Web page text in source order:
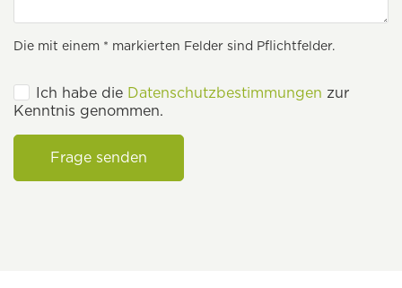
Die mit einem * markierten Felder sind Pflichtfelder.
Ich habe die Datenschutzbestimmungen zur
Kenntnis genommen.
Frage senden